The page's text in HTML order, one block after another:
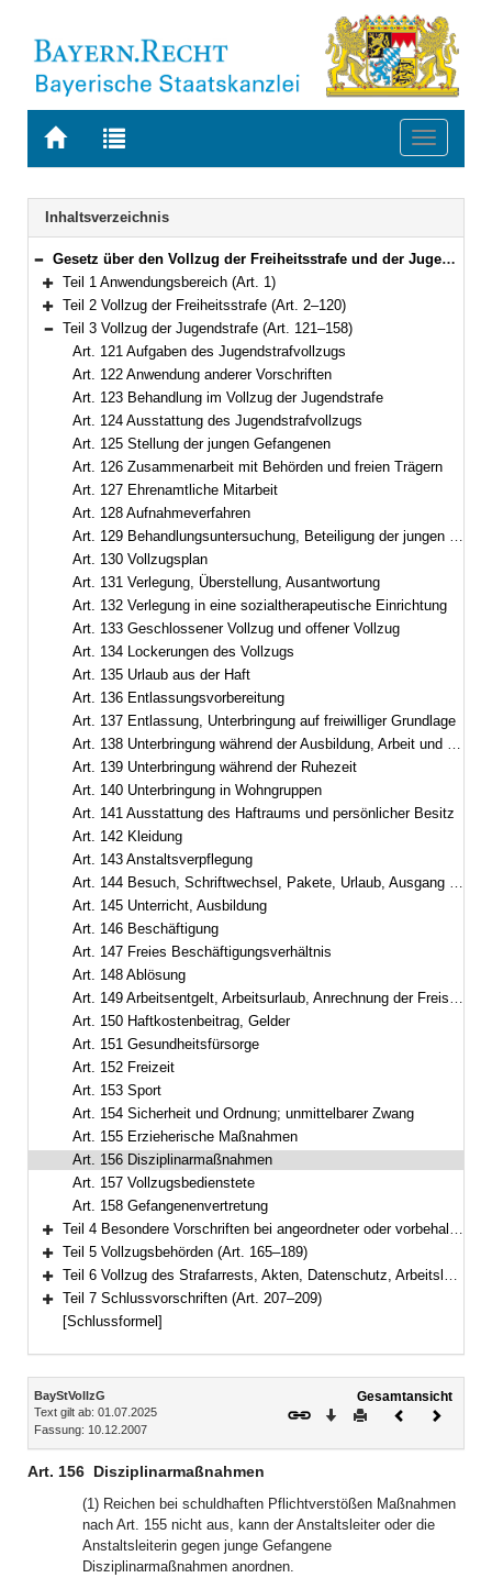
Zur
BAYERN.RECHT
Zur
letzten
Suche
Toggle
Navigation
Inhaltsverzeichnis
Bereich reduzieren
Gesetz über den Vollzug der Freiheitsstrafe und der Jugendstrafe (Bayerisches Strafvollzugsgesetz – BayStVollzG) Vom 10. Dezember 2007 (GVBl. S. 866) BayRS 312-2-1-J (Art. 1–209)
Bereich erweitern
Teil 1 Anwendungsbereich (Art. 1)
Bereich erweitern
Teil 2 Vollzug der Freiheitsstrafe (Art. 2–120)
Bereich reduzieren
Teil 3 Vollzug der Jugendstrafe (Art. 121–158)
Art. 121 Aufgaben des Jugendstrafvollzugs
Art. 122 Anwendung anderer Vorschriften
Art. 123 Behandlung im Vollzug der Jugendstrafe
Art. 124 Ausstattung des Jugendstrafvollzugs
Art. 125 Stellung der jungen Gefangenen
Art. 126 Zusammenarbeit mit Behörden und freien Trägern
Art. 127 Ehrenamtliche Mitarbeit
Art. 128 Aufnahmeverfahren
Art. 129 Behandlungsuntersuchung, Beteiligung der jungen Gefangenen, Zugangsabteilung
Art. 130 Vollzugsplan
Art. 131 Verlegung, Überstellung, Ausantwortung
Art. 132 Verlegung in eine sozialtherapeutische Einrichtung
Art. 133 Geschlossener Vollzug und offener Vollzug
Art. 134 Lockerungen des Vollzugs
Art. 135 Urlaub aus der Haft
Art. 136 Entlassungsvorbereitung
Art. 137 Entlassung, Unterbringung auf freiwilliger Grundlage
Art. 138 Unterbringung während der Ausbildung, Arbeit und Freizeit
Art. 139 Unterbringung während der Ruhezeit
Art. 140 Unterbringung in Wohngruppen
Art. 141 Ausstattung des Haftraums und persönlicher Besitz
Art. 142 Kleidung
Art. 143 Anstaltsverpflegung
Art. 144 Besuch, Schriftwechsel, Pakete, Urlaub, Ausgang und Ausführung aus wichtigem Anlass
Art. 145 Unterricht, Ausbildung
Art. 146 Beschäftigung
Art. 147 Freies Beschäftigungsverhältnis
Art. 148 Ablösung
Art. 149 Arbeitsentgelt, Arbeitsurlaub, Anrechnung der Freistellung auf den Entlassungszeitpunkt, Ausbildungsbeihilfe, Taschengeld
Art. 150 Haftkostenbeitrag, Gelder
Art. 151 Gesundheitsfürsorge
Art. 152 Freizeit
Art. 153 Sport
Art. 154 Sicherheit und Ordnung; unmittelbarer Zwang
Art. 155 Erzieherische Maßnahmen
Art. 156 Disziplinarmaßnahmen
Art. 157 Vollzugsbedienstete
Art. 158 Gefangenenvertretung
Bereich erweitern
Teil 4 Besondere Vorschriften bei angeordneter oder vorbehaltener Sicherungsverwahrung (Art. 159–164)
Bereich erweitern
Teil 5 Vollzugsbehörden (Art. 165–189)
Bereich erweitern
Teil 6 Vollzug des Strafarrests, Akten, Datenschutz, Arbeitslosenversicherung (Art. 190–206)
Bereich erweitern
Teil 7 Schlussvorschriften (Art. 207–209)
[Schlussformel]
Inhalt
BayStVollzG
Text gilt ab: 01.07.2025
Fassung: 10.12.2007
Gesamtansicht
Download
DruckenVorheriges
Art. 156 Disziplinarmaßnahmen
(1) Reichen bei schuldhaften Pflichtverstößen Maßnahmen
nach Art. 155 nicht aus, kann der Anstaltsleiter oder die
Anstaltsleiterin gegen junge Gefangene
Disziplinarmaßnahmen anordnen.